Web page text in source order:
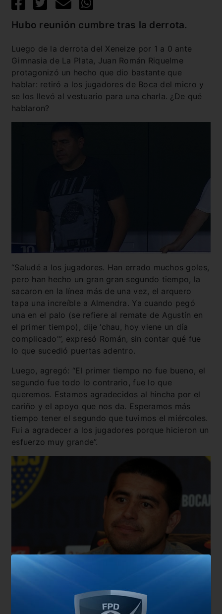
Hubo reunión cumbre tras la derrota.
Luego de la derrota del Xeneize por 1 a 0 ante
Gimnasia de La Plata, Juan Román Riquelme
protagonizó un hecho que dio bastante que
hablar: retiró a los jugadores de Boca del micro y
se los llevó al vestuario para una charla. ¿De qué
hablaron?
“Saludé a los jugadores. Han errado muchos goles,
pero han hecho un gran gran segundo tiempo, la
sacaron en la línea más de una vez, el arquero
tapa una increíble a Almendra. Ya cuando pegó
una en el palo (se refiere al remate de Agustín en
el primer tiempo), dije ‘chau, hoy viene un día
complicado'”, expresó Román, sin contar qué fue
lo que sucedió puertas adentro.
Luego, agregó: “El primer tiempo no fue bueno, el
segundo fue todo lo contrario, fue lo que
queremos. Estamos agradecidos al hincha por el
cariño y el apoyo que nos da. Esperamos más
tiempo tener el segundo que tuvimos el miércoles.
Fui a agradecer a los jugadores porque hicieron un
esfuerzo muy grande”.
las cosas bien, han sumado mucho. Sabemos lo
que representa la Copa Libertadores para